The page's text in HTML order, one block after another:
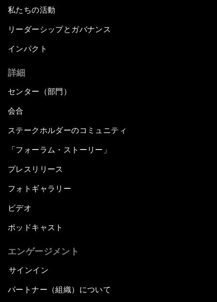
私たちの活動
リーダーシップとガバナンス
インパクト
詳細
センター（部門）
会合
ステークホルダーのコミュニティ
「フォーラム・ストーリー」
プレスリリース
フォトギャラリー
ビデオ
ポッドキャスト
エンゲージメント
サインイン
パートナー（組織）について